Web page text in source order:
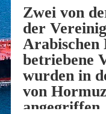
Zwei von
der
Arabischen
betriebene
wurden in
von
angegriffen.